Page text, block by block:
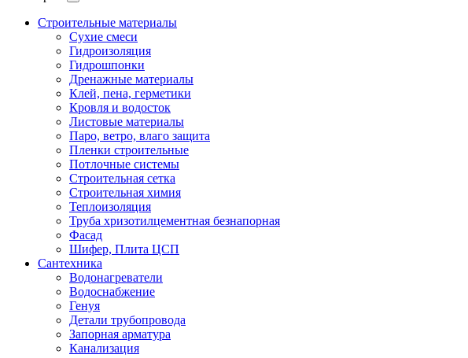
Строительные материалы
Сухие смеси
Гидроизоляция
Гидрошпонки
Дренажные материалы
Клей, пена, герметики
Кровля и водосток
Листовые материалы
Паро, ветро, влаго защита
Пленки строительные
Потлочные системы
Строительная сетка
Строительная химия
Теплоизоляция
Труба хризотилцементная безнапорная
Фасад
Шифер, Плита ЦСП
Сантехника
Водонагреватели
Водоснабжение
Генуя
Детали трубопровода
Запорная арматура
Канализация